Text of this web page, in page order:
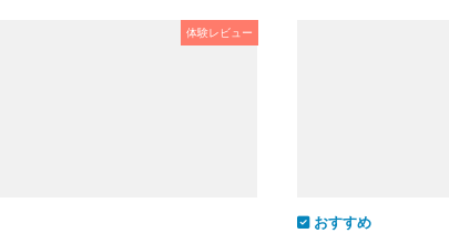
体験レビュー
おすすめ